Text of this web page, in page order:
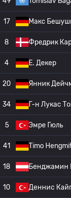
17 Макс
8 Фредрик
4 E. Декер
20 Янник
34 Г-н Лукас
5 Эмре Гюль
41 Timo
18 Бенджамин
10 Деннис